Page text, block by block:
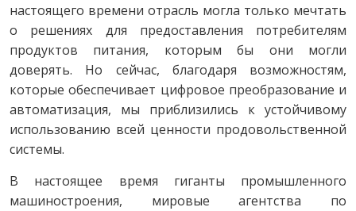
настоящего времени отрасль могла только мечтать
о решениях для предоставления потребителям
продуктов питания, которым бы они могли
доверять. Но сейчас, благодаря возможностям,
которые обеспечивает цифровое преобразование и
автоматизация, мы приблизились к устойчивому
использованию всей ценности продовольственной
системы.
В настоящее время гиганты промышленного
машиностроения, мировые агентства по